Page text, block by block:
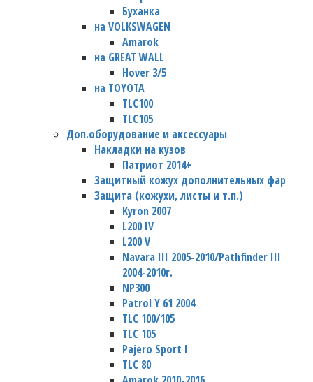
Буханка
на VOLKSWAGEN
Amarok
на GREAT WALL
Hover 3/5
на TOYOTA
TLC100
TLC105
Доп.оборудование и аксессуары
Накладки на кузов
Патриот 2014+
Защитный кожух дополнительных фар
Защита (кожухи, листы и т.п.)
Kyron 2007
L200 IV
L200 V
Navara III 2005-2010/Pathfinder III
2004-2010г.
NP300
Patrol Y 61 2004
TLC 100/105
TLC 105
Pajero Sport I
TLC 80